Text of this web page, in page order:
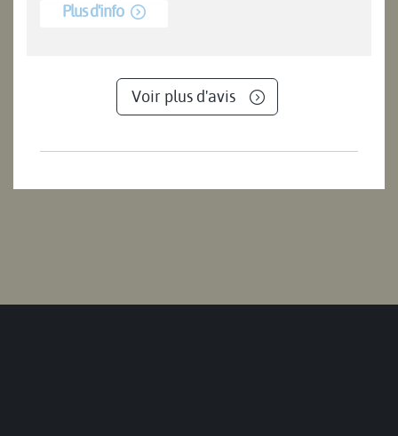
Plus d'info
Voir plus d'avis